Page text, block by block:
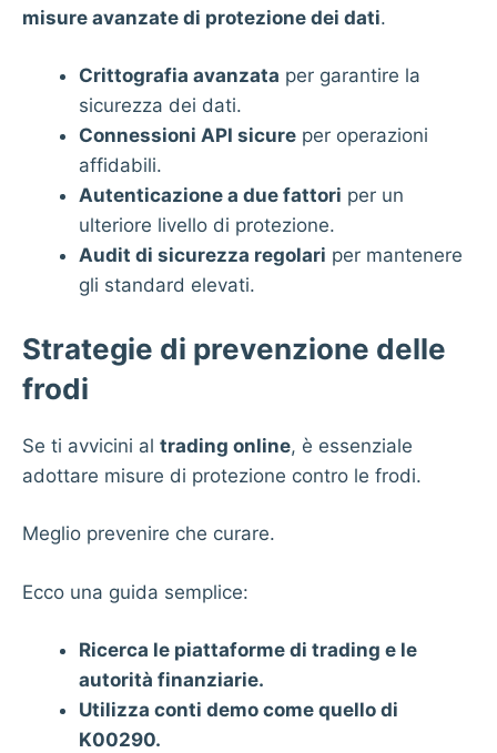
misure avanzate di protezione dei dati.
Crittografia avanzata per garantire la
sicurezza dei dati.
Connessioni API sicure per operazioni
affidabili.
Autenticazione a due fattori per un
ulteriore livello di protezione.
Audit di sicurezza regolari per mantenere
gli standard elevati.
Strategie di prevenzione delle
frodi
Se ti avvicini al trading online, è essenziale
adottare misure di protezione contro le frodi.
Meglio prevenire che curare.
Ecco una guida semplice:
Ricerca le piattaforme di trading e le
autorità finanziarie.
Utilizza conti demo come quello di
K00290.